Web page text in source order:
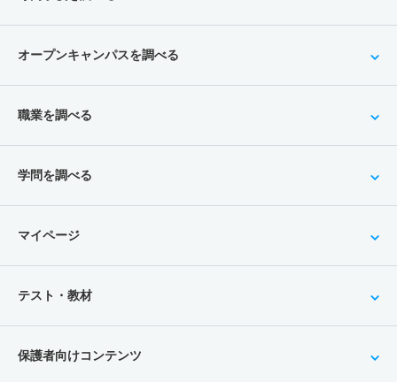
オープンキャンパスを調べる
職業を調べる
学問を調べる
マイページ
テスト・教材
保護者向けコンテンツ